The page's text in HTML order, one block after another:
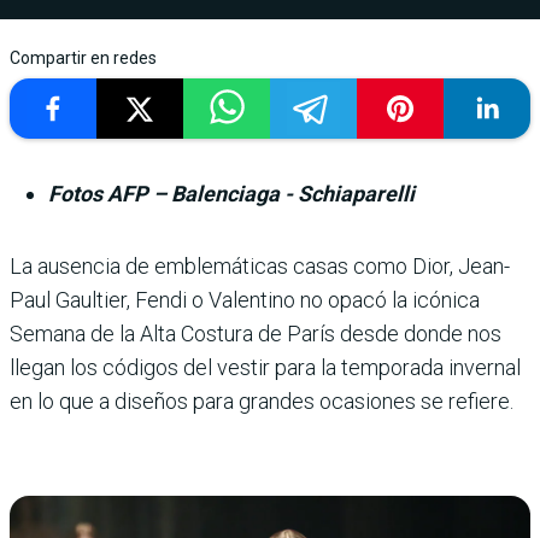
Compartir en redes
Fotos AFP – Balenciaga - Schiaparelli
La ausencia de emble­máticas casas como Dior, Jean-
Paul Gaul­tier, Fendi o Valentino no opacó la icónica
Semana de la Alta Costura de París desde donde nos
llegan los códigos del vestir para la temporada invernal
en lo que a diseños para grandes ocasiones se refiere.